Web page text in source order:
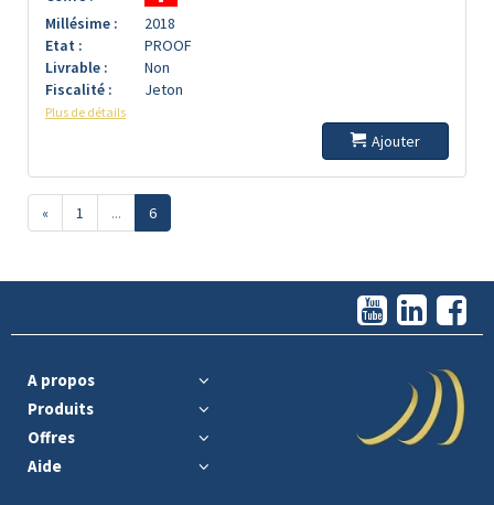
Millésime :
2018
Etat :
PROOF
Livrable :
Non
Fiscalité :
Jeton
Plus de détails
Ajouter
« 1 ... 6
A propos
Produits
Offres
Aide